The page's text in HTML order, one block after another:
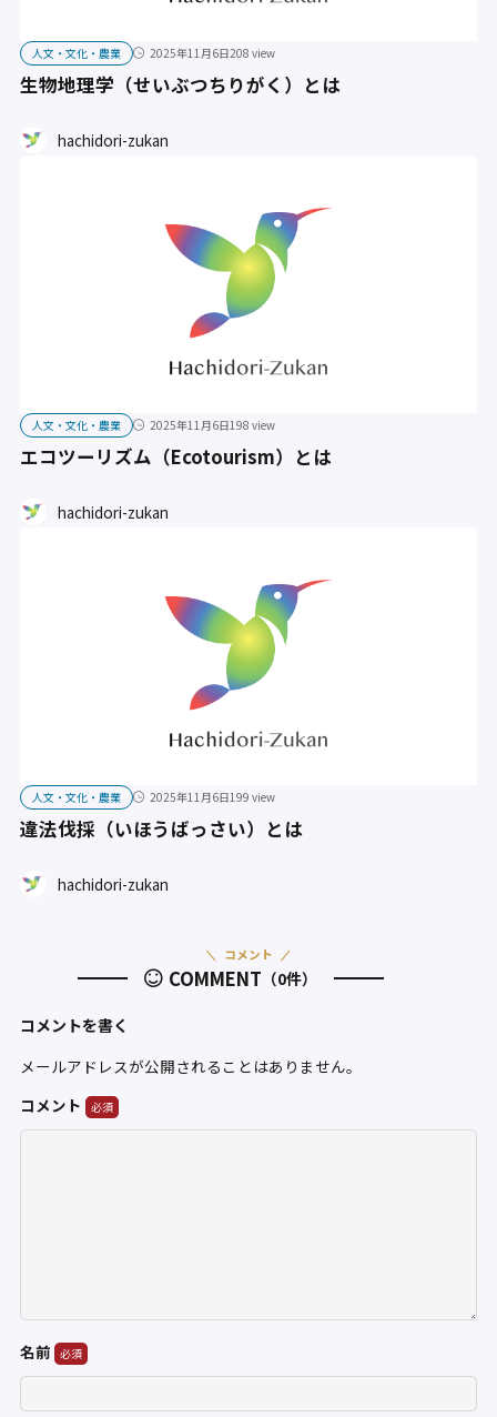
人文・文化・農業 2025年11月6日208 view
生物地理学（せいぶつちりがく）とは
hachidori-zukan
人文・文化・農業 2025年11月6日198 view
エコツーリズム（Ecotourism）とは
hachidori-zukan
人文・文化・農業 2025年11月6日199 view
違法伐採（いほうばっさい）とは
hachidori-zukan
COMMENT （0件）
コメント
コメントを書く
メールアドレスが公開されることはありません。
コメント
名前